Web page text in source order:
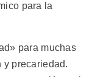
para la
para muchas
precariedad.